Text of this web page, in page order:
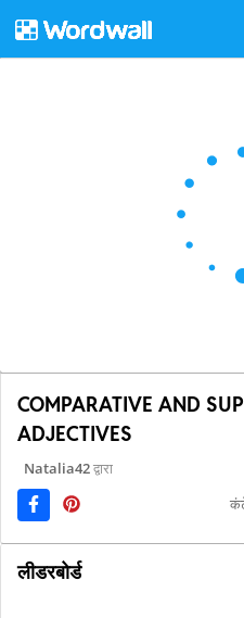
COMPARATIVE AND
ADJECTIVES
Natalia42द्वारा
लीडरबोर्ड